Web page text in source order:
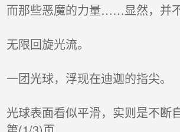
而那些恶魔的力量……显然，并不
无限回旋光流。
一团光球，浮现在迪迦的指尖。
光球表面看似平滑，实则是不断